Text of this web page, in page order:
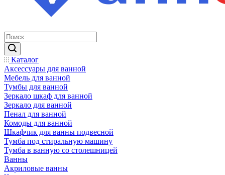
Каталог
Аксессуары для ванной
Мебель для ванной
Тумбы для ванной
Зеркало шкаф для ванной
Зеркало для ванной
Пенал для ванной
Комоды для ванной
Шкафчик для ванны подвесной
Тумба под стиральную машину
Тумба в ванную со столешницей
Ванны
Акриловые ванны